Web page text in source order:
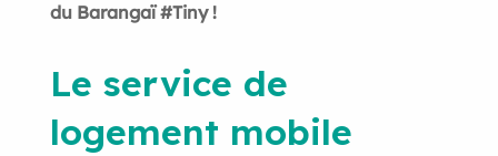
du Barangaï #Tiny !
Le service de
logement mobile